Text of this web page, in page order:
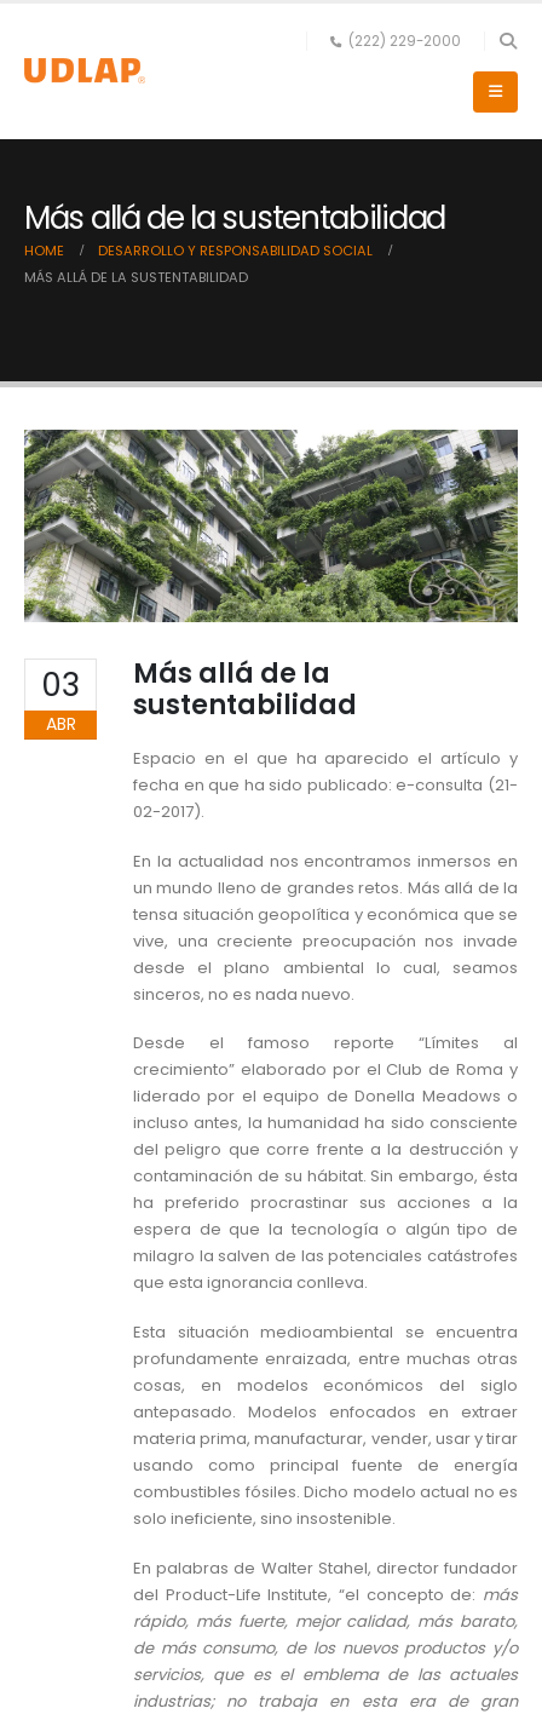
(222) 229-2000
Más allá de la sustentabilidad
HOME
DESARROLLO Y RESPONSABILIDAD SOCIAL
MÁS ALLÁ DE LA SUSTENTABILIDAD
03
ABR
Más allá de la
sustentabilidad
Espacio en el que ha aparecido el artículo y
fecha en que ha sido publicado: e-consulta (21-
02-2017).
En la actualidad nos encontramos inmersos en
un mundo lleno de grandes retos. Más allá de la
tensa situación geopolítica y económica que se
vive, una creciente preocupación nos invade
desde el plano ambiental lo cual, seamos
sinceros, no es nada nuevo.
Desde el famoso reporte “Límites al
crecimiento” elaborado por el Club de Roma y
liderado por el equipo de Donella Meadows o
incluso antes, la humanidad ha sido consciente
del peligro que corre frente a la destrucción y
contaminación de su hábitat. Sin embargo, ésta
ha preferido procrastinar sus acciones a la
espera de que la tecnología o algún tipo de
milagro la salven de las potenciales catástrofes
que esta ignorancia conlleva.
Esta situación medioambiental se encuentra
profundamente enraizada, entre muchas otras
cosas, en modelos económicos del siglo
antepasado. Modelos enfocados en extraer
materia prima, manufacturar, vender, usar y tirar
usando como principal fuente de energía
combustibles fósiles. Dicho modelo actual no es
solo ineficiente, sino insostenible.
En palabras de Walter Stahel, director fundador
del Product-Life Institute, “el concepto de: más
rápido, más fuerte, mejor calidad, más barato,
de más consumo, de los nuevos productos y/o
servicios, que es el emblema de las actuales
industrias; no trabaja en esta era de gran